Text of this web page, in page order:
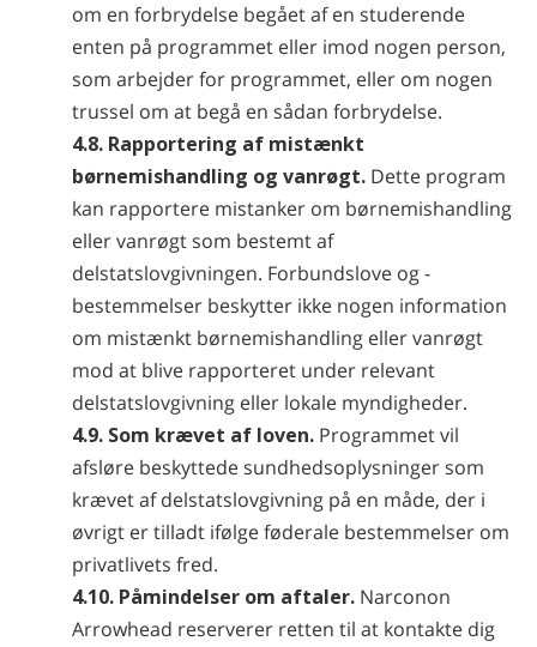
om en forbrydelse begået af en studerende
enten på programmet eller imod nogen person,
som arbejder for programmet, eller om nogen
trussel om at begå en sådan forbrydelse.
4.8. Rapportering af mistænkt
børnemishandling og vanrøgt. Dette program
kan rapportere mistanker om børnemishandling
eller vanrøgt som bestemt af
delstatslovgivningen. Forbundslove og -
bestemmelser beskytter ikke nogen information
om mistænkt børnemishandling eller vanrøgt
mod at blive rapporteret under relevant
delstatslovgivning eller lokale myndigheder.
4.9. Som krævet af loven. Programmet vil
afsløre beskyttede sundhedsoplysninger som
krævet af delstatslovgivning på en måde, der i
øvrigt er tilladt ifølge føderale bestemmelser om
privatlivets fred.
4.10. Påmindelser om aftaler. Narconon
Arrowhead reserverer retten til at kontakte dig